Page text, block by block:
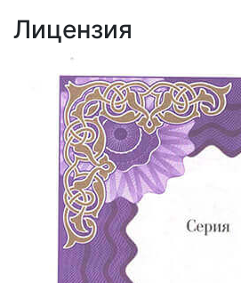
Лицензия